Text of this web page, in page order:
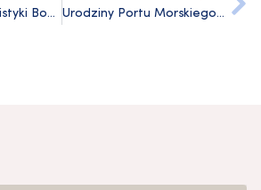
Recenzja „Archiwistyki Bohdana Ryszewskiego…” w czasopiśmie „Archeion”
Urodziny Portu Morskiego w Gdyni